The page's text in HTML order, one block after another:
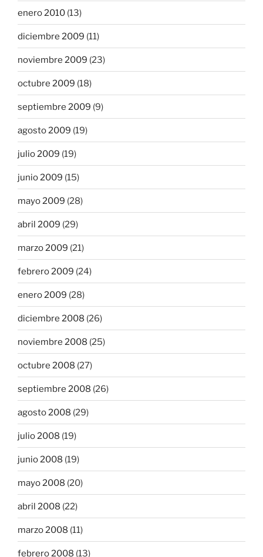
enero 2010 (13)
diciembre 2009 (11)
noviembre 2009 (23)
octubre 2009 (18)
septiembre 2009 (9)
agosto 2009 (19)
julio 2009 (19)
junio 2009 (15)
mayo 2009 (28)
abril 2009 (29)
marzo 2009 (21)
febrero 2009 (24)
enero 2009 (28)
diciembre 2008 (26)
noviembre 2008 (25)
octubre 2008 (27)
septiembre 2008 (26)
agosto 2008 (29)
julio 2008 (19)
junio 2008 (19)
mayo 2008 (20)
abril 2008 (22)
marzo 2008 (11)
febrero 2008 (13)